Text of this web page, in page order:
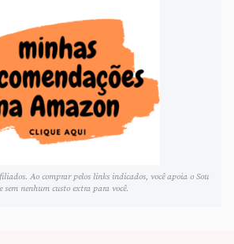
Ao comprar pelos links indicados, você apoia o Sou
sem nenhum custo extra para você.